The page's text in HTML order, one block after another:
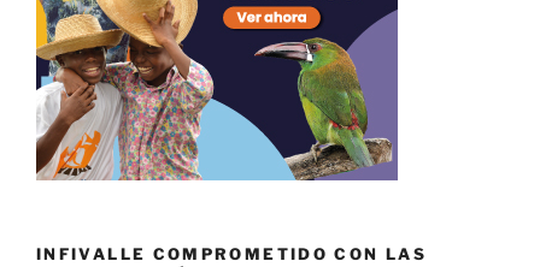
INFIVALLE COMPROMETIDO CON LAS